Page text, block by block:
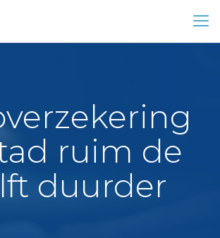
ruim de
duurder